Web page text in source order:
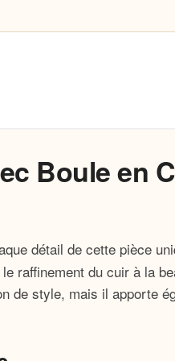
Boule en
détail de cette pièce
raffinement du cuir à la
de style, mais il apporte